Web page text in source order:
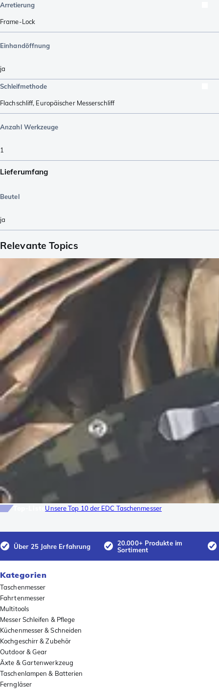
Arretierung
Frame-Lock
Einhandöffnung
ja
Schleifmethode
Flachschliff, Europäischer Messerschliff
Anzahl Werkzeuge
1
Lieferumfang
Beutel
ja
Relevante Topics
Unsere Top 10 der EDC Taschenmesser
Über 25 Jahre Erfahrung
20.000+ Produkte im
Sortiment
Kategorien
Taschenmesser
Fahrtenmesser
Multitools
Messer Schleifen & Pflege
Küchenmesser & Schneiden
Kochgeschirr & Zubehör
Outdoor & Gear
Äxte & Gartenwerkzeug
Taschenlampen & Batterien
Ferngläser